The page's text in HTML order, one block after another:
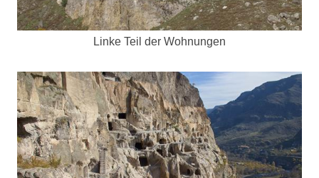
Linke Teil der Wohnungen